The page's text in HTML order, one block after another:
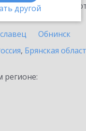
другой
Обнинск
, Брянская